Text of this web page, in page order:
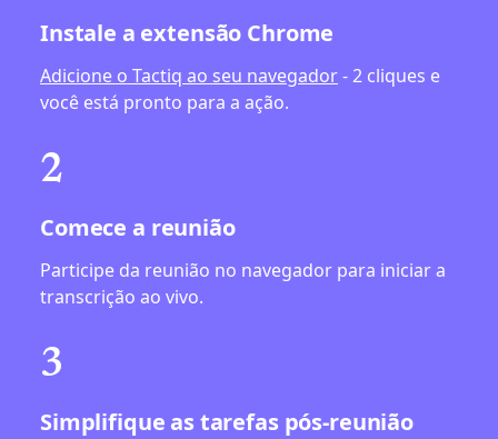
Instale a extensão Chrome
Adicione o Tactiq ao seu navegador- 2 cliques e
você está pronto para a ação.
2
Comece a reunião
Participe da reunião no navegador para iniciar a
transcrição ao vivo.
3
Simplifique as tarefas pós-reunião